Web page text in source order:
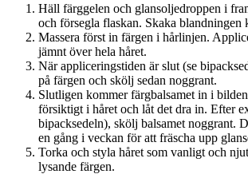
Häll färggelen och glansoljedroppen i
och försegla flaskan. Skaka blandningen
Massera först in färgen i hårlinjen.
jämnt över hela håret.
När appliceringstiden är slut (se
på färgen och skölj sedan noggrant.
Slutligen kommer färgbalsamet in i
försiktigt i håret och låt det dra in. Efter
bipacksedeln), skölj balsamet noggrant.
en gång i veckan för att fräscha upp
Torka och styla håret som vanligt och
lysande färgen.